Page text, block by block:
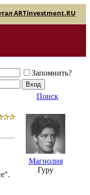
ARTinvestment.RU
Запомнить?
Поиск
Магнолия
Гуру